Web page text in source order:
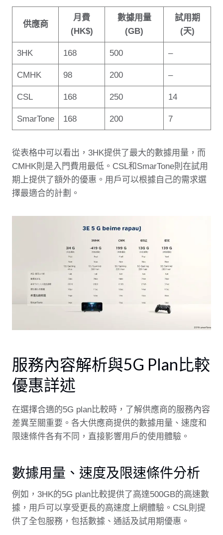
供應商
月費
(HK$)
數據用量
(GB)
試用期
(天)
3HK 168 500 –
CMHK 98 200 –
CSL 168 250 14
SmarTone 168 200 7
從表格中可以看出，3HK提供了最大的數據用量，而
CMHK則是入門費用最低。CSL和SmarTone則在試用
期上提供了額外的優惠。用戶可以根據自己的需求選
擇最適合的計劃。
服務內容解析與5G Plan比較
優惠詳述
在選擇合適的5G plan比較時，了解供應商的服務內容
差異至關重要。各大供應商提供的數據用量、速度和
限速條件各有不同，直接影響用戶的使用體驗。
數據用量、速度及限速條件分析
例如，3HK的5G plan比較提供了高達500GB的高速數
據，用戶可以享受更長的高速度上網體驗。CSL則提
供了全包服務，包括數據、通話及試用期優惠。